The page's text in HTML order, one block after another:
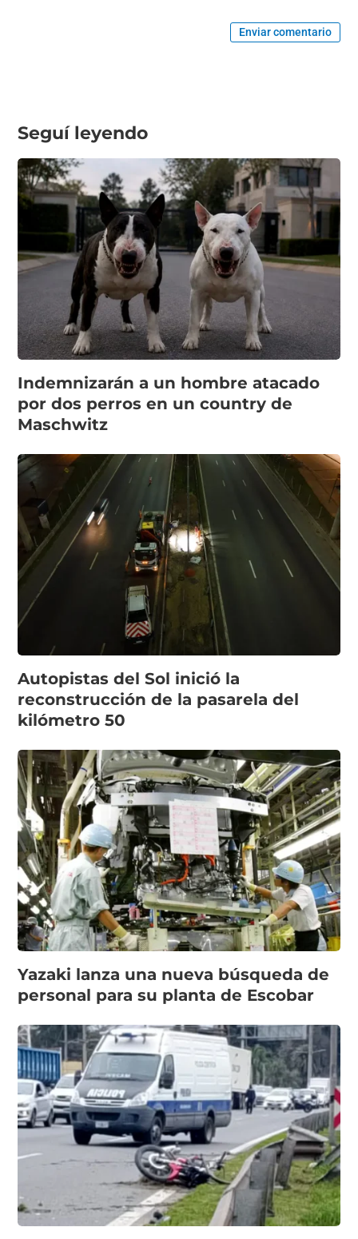
Enviar comentario
Seguí leyendo
Indemnizarán a un hombre atacado
por dos perros en un country de
Maschwitz
Autopistas del Sol inició la
reconstrucción de la pasarela del
kilómetro 50
Yazaki lanza una nueva búsqueda de
personal para su planta de Escobar